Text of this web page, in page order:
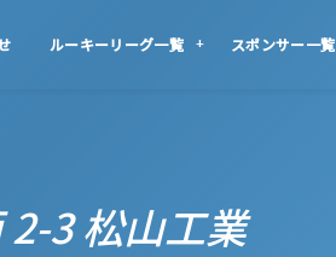
ルーキーリーグ一覧 スポンサー一覧
3 松山工業